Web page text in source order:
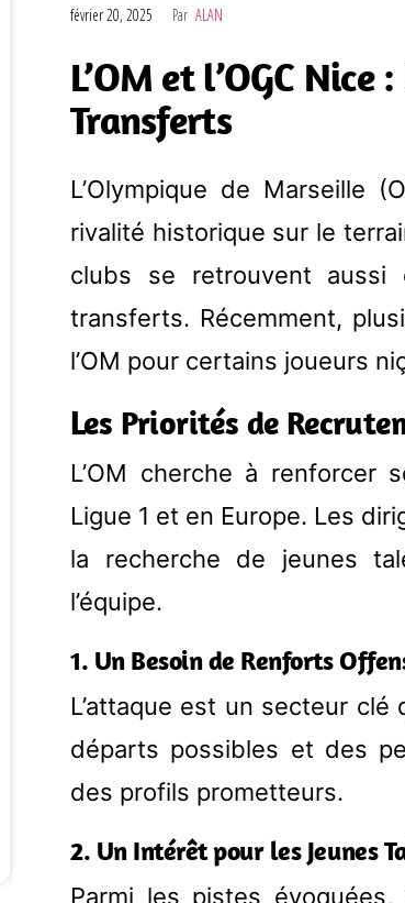
février 20, 2025 Par ALAN
L’OM et l’OGC
Transferts
L’Olympique de Marseille
rivalité historique sur le
clubs se retrouvent aussi
transferts. Récemment,
l’OM pour certains joueurs
Les Priorités de
L’OM cherche à
Ligue 1 et en Europe. Les
la recherche de jeunes
l’équipe.
1. Un Besoin de Renforts
L’attaque est un secteur clé
départs possibles et des
des profils prometteurs.
2. Un Intérêt pour les Jeunes
Parmi les pistes